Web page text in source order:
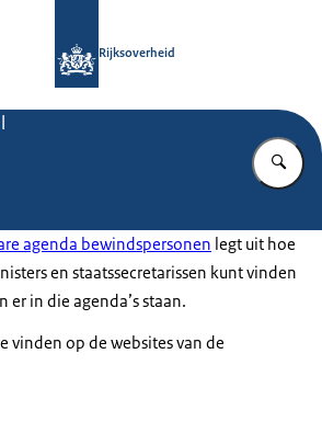
Rijksoverheid
agenda bewindspersonen legt uit hoe
en staatssecretarissen kunt vinden
er in die agenda’s staan.
vinden op de websites van de